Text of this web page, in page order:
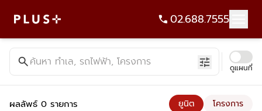
02.688.7555
ค้นหาคอนโด บ้าน ที่ดิน อาคารสำนักงาน ทั้งขายและเช่า - Plus
searchค้นหา ทำเล, รถไฟฟ้า, โครงการ tune ดูแผนที่
ผลลัพธ์ 0 รายการ ยูนิต โครงการ